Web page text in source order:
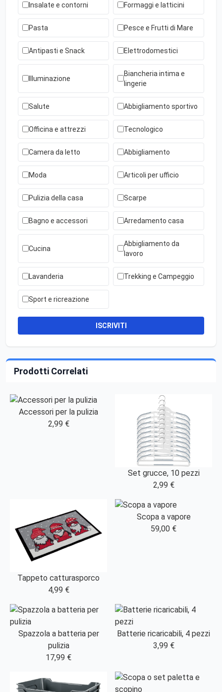
Insalate e contorni Formaggi e latticini
Pasta Pesce e Frutti di Mare
Antipasti e Snack Elettrodomestici
Illuminazione
Biancheria intima e
lingerie
Salute Abbigliamento sportivo
Officina e attrezzi Tecnologico
Camera da letto Abbigliamento
Moda Articoli per ufficio
Pulizia della casa Scarpe
Bagno e accessori Arredamento casa
Cucina
Abbigliamento da
lavoro
Lavanderia Trekking e Campeggio
Sport e ricreazione
ISCRIVITI
Prodotti Correlati
Accessori per la pulizia
2,99 €
Set grucce, 10 pezzi
2,99 €
Tappeto catturasporco
4,99 €
Scopa a vapore
59,00 €
Spazzola a batteria per
pulizia
17,99 €
Batterie ricaricabili, 4 pezzi
3,99 €